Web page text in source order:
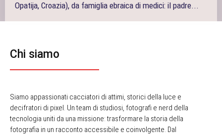
Opatija, Croazia), da famiglia ebraica di medici: il padre...
Chi siamo
Siamo appassionati cacciatori di attimi, storici della luce e
decifratori di pixel. Un team di studiosi, fotografi e nerd della
tecnologia uniti da una missione: trasformare la storia della
fotografia in un racconto accessibile e coinvolgente. Dal